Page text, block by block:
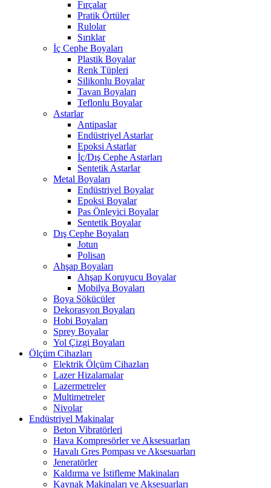
Fırçalar
Pratik Örtüler
Rulolar
Sırıklar
İç Cephe Boyaları
Plastik Boyalar
Renk Tüpleri
Silikonlu Boyalar
Tavan Boyaları
Teflonlu Boyalar
Astarlar
Antipaslar
Endüstriyel Astarlar
Epoksi Astarlar
İç/Dış Cephe Astarları
Sentetik Astarlar
Metal Boyaları
Endüstriyel Boyalar
Epoksi Boyalar
Pas Önleyici Boyalar
Sentetik Boyalar
Dış Cephe Boyaları
Jotun
Polisan
Ahşap Boyaları
Ahşap Koruyucu Boyalar
Mobilya Boyaları
Boya Sökücüler
Dekorasyon Boyaları
Hobi Boyaları
Sprey Boyalar
Yol Çizgi Boyaları
Ölçüm Cihazları
Elektrik Ölçüm Cihazları
Lazer Hizalamalar
Lazermetreler
Multimetreler
Nivolar
Endüstriyel Makinalar
Beton Vibratörleri
Hava Kompresörler ve Aksesuarları
Havalı Gres Pompası ve Aksesuarları
Jeneratörler
Kaldırma ve İstifleme Makinaları
Kaynak Makinaları ve Aksesuarları